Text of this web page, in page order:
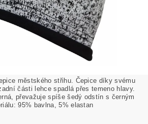
městského střihu. Čepice díky svému
části lehce spadlá přes temeno hlavy.
převažuje spíše šedý odstín s černým
95% bavlna, 5% elastan